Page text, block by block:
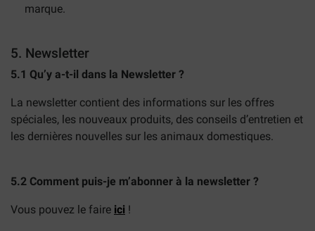
marque.
5. Newsletter
5.1 Qu’y a-t-il dans la Newsletter ?
La newsletter contient des informations sur les offres
spéciales, les nouveaux produits, des conseils d’entretien et
les dernières nouvelles sur les animaux domestiques.
5.2 Comment puis-je m’abonner à la newsletter ?
Vous pouvez le faire ici !